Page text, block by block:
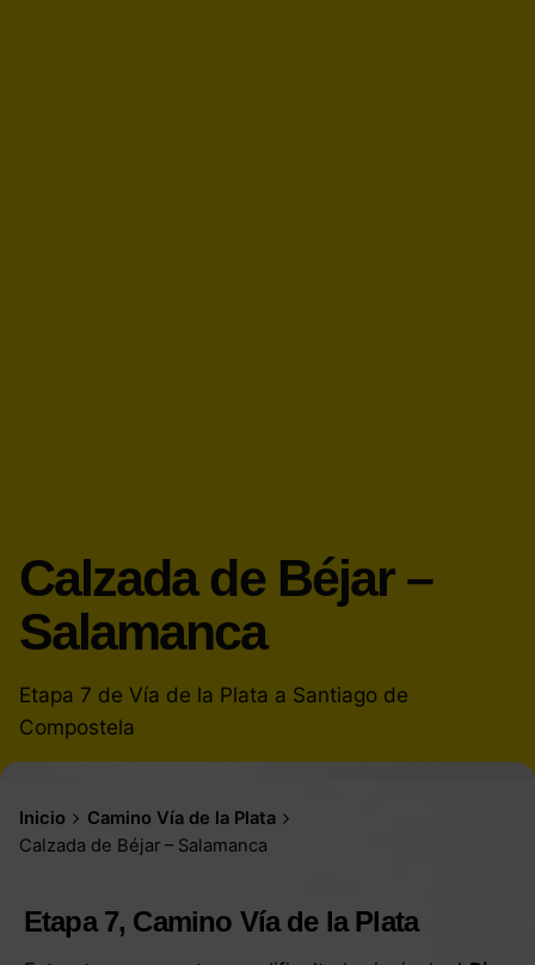
Calzada de Béjar –
Salamanca
Etapa 7 de Vía de la Plata a Santiago de
Compostela
Inicio
Camino Vía de la Plata
Calzada de Béjar – Salamanca
Etapa 7, Camino Vía de la Plata